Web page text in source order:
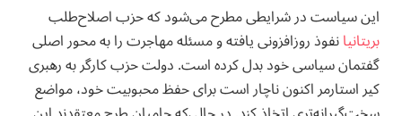
این سیاست در شرایطی مطرح می‌شود که حزب اصلاح‌طلب
بریتانیانفوذ روزافزونی یافته و مسئله مهاجرت را به محور اصلی
گفتمان سیاسی خود بدل کرده است. دولت حزب کارگر به رهبری
کیر استارمر اکنون ناچار است برای حفظ محبوبیت خود، مواضع